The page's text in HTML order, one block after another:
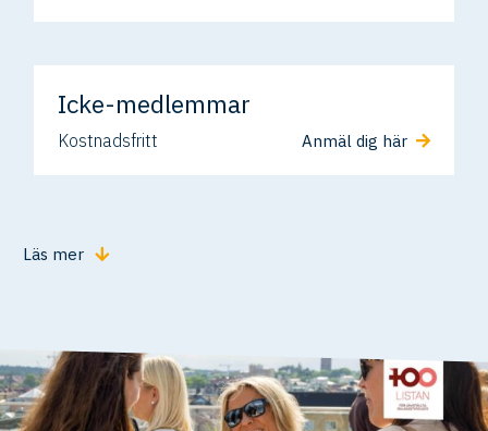
Icke-medlemmar
Kostnadsfritt Anmäl dig här
Läs mer